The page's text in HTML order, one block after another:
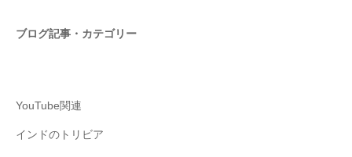
ブログ記事・カテゴリー
YouTube関連
インドのトリビア